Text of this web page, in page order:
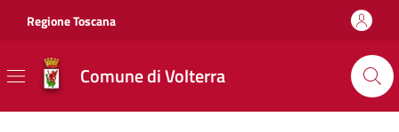
Regione Toscana
Comune di Volterra